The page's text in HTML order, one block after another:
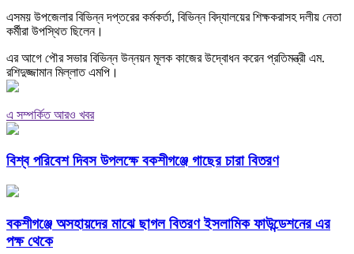
এসময় উপজেলার বিভিন্ন দপ্তরের কর্মকর্তা, বিভিন্ন বিদ্যালয়ের শিক্ষকরাসহ দলীয় নেতা
কর্মীরা উপস্থিত ছিলেন।
এর আগে পৌর সভার বিভিন্ন উন্নয়ন মূলক কাজের উদ্বোধন করেন প্রতিমন্ত্রী এম.
রশিদুজ্জামান মিল্লাত এমপি।
এ সম্পর্কিত আরও খবর
বিশ্ব পরিবেশ দিবস উপলক্ষে বকশীগঞ্জে গাছের চারা বিতরণ
বকশীগঞ্জে অসহায়দের মাঝে ছাগল বিতরণ ইসলামিক ফাউন্ডেশনের এর
পক্ষ থেকে